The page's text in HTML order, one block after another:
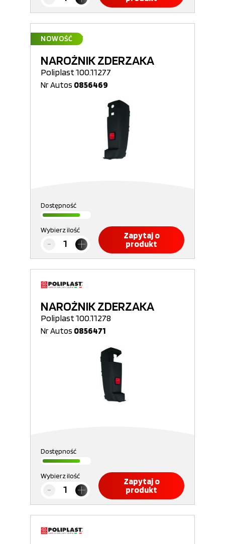
NOWOŚĆ
NAROŻNIK ZDERZAKA
Poliplast 100.11277
Nr Autos 0856469
Dostępność
Wybierz ilość
Zapytaj o
produkt
NAROŻNIK ZDERZAKA
Poliplast 100.11278
Nr Autos 0856471
Dostępność
Wybierz ilość
Zapytaj o
produkt